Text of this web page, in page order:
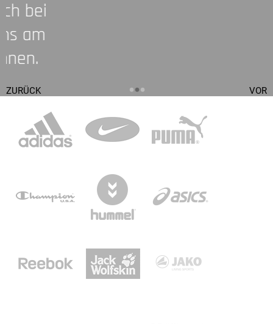
ZURÜCK ••• VOR